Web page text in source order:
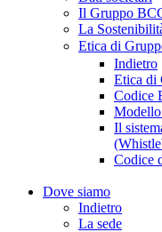
Il Gruppo
La
Etica di
Indietro
Etica di
Codice
Modello
Il
Codice
Dove siamo
Indietro
La sede